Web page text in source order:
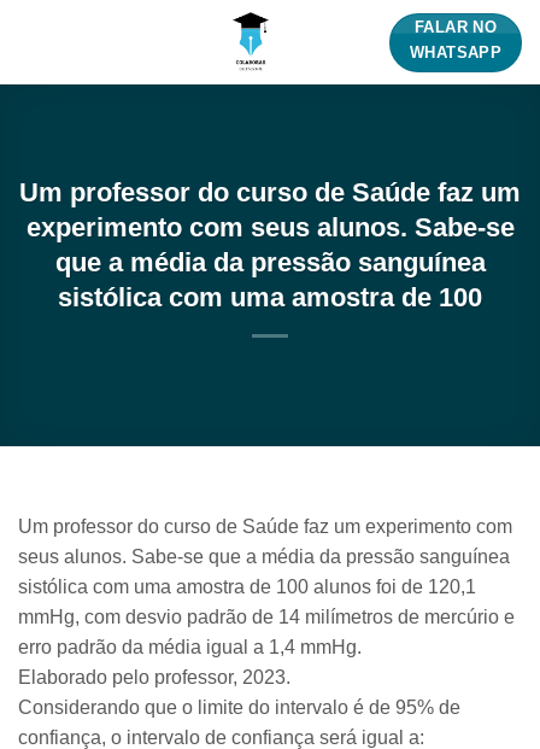
FALAR NO
WHATSAPP
Um professor do curso de Saúde faz um
experimento com seus alunos. Sabe-se
que a média da pressão sanguínea
sistólica com uma amostra de 100
Um professor do curso de Saúde faz um experimento com
seus alunos. Sabe-se que a média da pressão sanguínea
sistólica com uma amostra de 100 alunos foi de 120,1
mmHg, com desvio padrão de 14 milímetros de mercúrio e
erro padrão da média igual a 1,4 mmHg.
Elaborado pelo professor, 2023.
Considerando que o limite do intervalo é de 95% de
confiança, o intervalo de confiança será igual a: